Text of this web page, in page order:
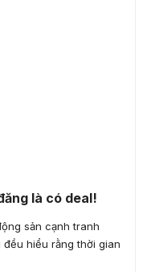
là có deal!
sản cạnh tranh
hiểu rằng thời gian